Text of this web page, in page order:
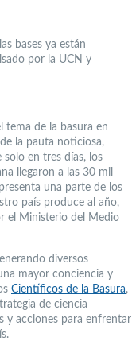
bases ya están
por la UCN y
tema de la basura en
la pauta noticiosa,
en tres días, los
llegaron a las 30 mil
una parte de los
país produce al año,
el Ministerio del Medio
diversos
mayor conciencia y
Científicos de la Basura,
de ciencia
y acciones para enfrentar